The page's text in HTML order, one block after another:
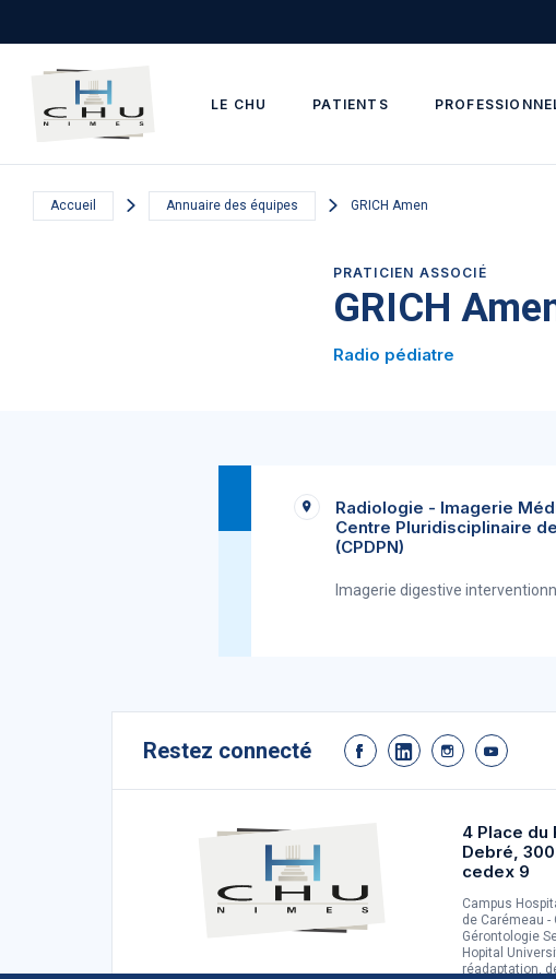
LE CHU PATIENTS
Accueil Annuaire des équipes GRICH Amen
PRATICIEN ASSOCIÉ
GRICH
Radio pédiatre
Radiologie - Imagerie
Centre Pluridisciplinaire
(CPDPN)
Imagerie digestive
Restez connecté
4 Place du
Debré,
cedex 9
Campus
de Carémeau -
Gérontologie
Hopital
réadaptation,